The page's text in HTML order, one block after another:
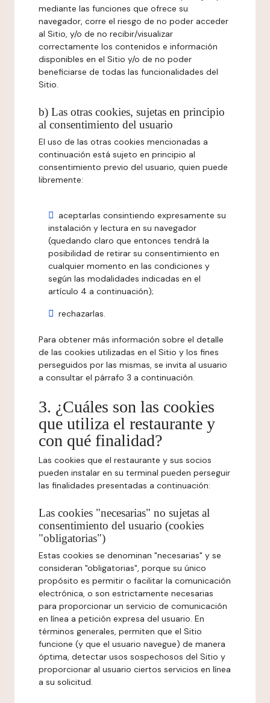
mediante las funciones que ofrece su
navegador, corre el riesgo de no poder acceder
al Sitio, y/o de no recibir/visualizar
correctamente los contenidos e información
disponibles en el Sitio y/o de no poder
beneficiarse de todas las funcionalidades del
Sitio.
b) Las otras cookies, sujetas en principio
al consentimiento del usuario
El uso de las otras cookies mencionadas a
continuación está sujeto en principio al
consentimiento previo del usuario, quien puede
libremente:
aceptarlas consintiendo expresamente su
instalación y lectura en su navegador
(quedando claro que entonces tendrá la
posibilidad de retirar su consentimiento en
cualquier momento en las condiciones y
según las modalidades indicadas en el
artículo 4 a continuación);
rechazarlas.
Para obtener más información sobre el detalle
de las cookies utilizadas en el Sitio y los fines
perseguidos por las mismas, se invita al usuario
a consultar el párrafo 3 a continuación.
3. ¿Cuáles son las cookies
que utiliza el restaurante y
con qué finalidad?
Las cookies que el restaurante y sus socios
pueden instalar en su terminal pueden perseguir
las finalidades presentadas a continuación:
Las cookies "necesarias" no sujetas al
consentimiento del usuario (cookies
"obligatorias")
Estas cookies se denominan "necesarias" y se
consideran "obligatorias", porque su único
propósito es permitir o facilitar la comunicación
electrónica, o son estrictamente necesarias
para proporcionar un servicio de comunicación
en línea a petición expresa del usuario. En
términos generales, permiten que el Sitio
funcione (y que el usuario navegue) de manera
óptima, detectar usos sospechosos del Sitio y
proporcionar al usuario ciertos servicios en línea
a su solicitud.